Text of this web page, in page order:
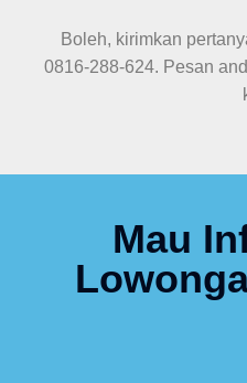
Boleh, kirimkan
0816-288-624. Pesan
Mau